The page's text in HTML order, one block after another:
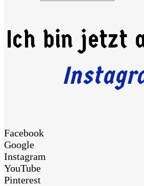
Ich bin jetzt
Facebook
Google
Instagram
YouTube
Pinterest